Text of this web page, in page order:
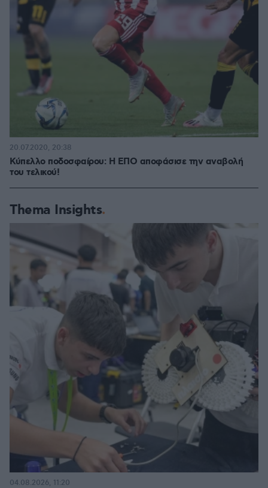
Κύπελλο ποδοσφαίρου: Η ΕΠΟ αποφάσισε την αναβολή
του τελικού!
20.07.2020, 20:38
Thema Insights
04.08.2026, 11:20